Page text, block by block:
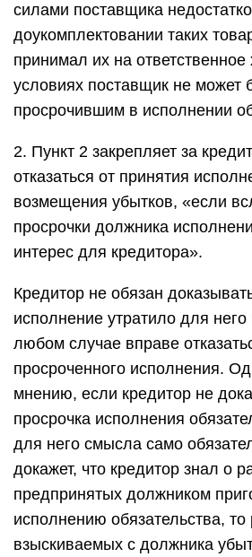
силами поставщика
доукомплектовании таких
принимал их на
условиях поставщик не может
просрочившим в исполнении
2. Пункт 2 закрепляет за
отказаться от принятия
возмещения убытков, «если
просрочки должника
интерес для кредитора».
Кредитор не обязан
исполнение утратило для него
любом случае вправе
просроченного исполнения.
мнению, если кредитор не
просрочка исполнения
для него смысла само
докажет, что кредитор знал о
предпринятых должником
исполнению обязательства, то
взыскиваемых с должника